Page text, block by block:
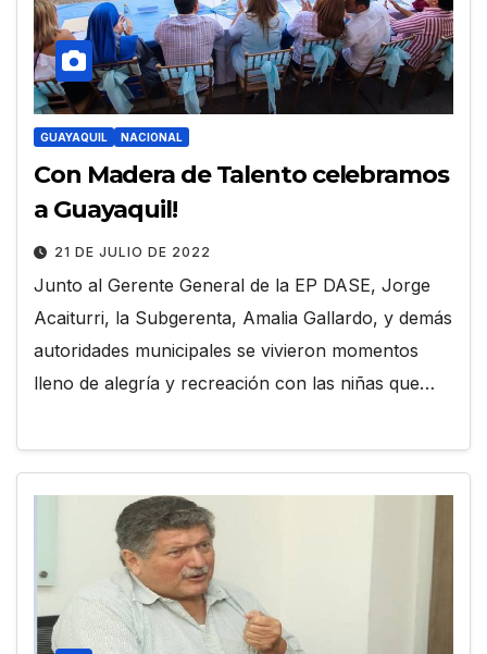
GUAYAQUIL NACIONAL
Con Madera de Talento celebramos
a Guayaquil!
21 DE JULIO DE 2022
Junto al Gerente General de la EP DASE, Jorge
Acaiturri, la Subgerenta, Amalia Gallardo, y demás
autoridades municipales se vivieron momentos
lleno de alegría y recreación con las niñas que…